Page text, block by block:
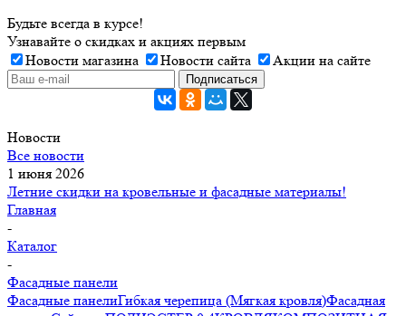
Будьте всегда в курсе!
Узнавайте о скидках и акциях первым
Новости магазина
Новости сайта Акции на сайте
Новости
Все новости
1 июня 2026
Летние скидки на кровельные и фасадные материалы!
Главная
-
Каталог
-
Фасадные панели
Фасадные панелиГибкая черепица (Мягкая кровля)Фасадная